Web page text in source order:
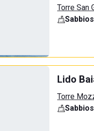
Torre San
Lido
Torre